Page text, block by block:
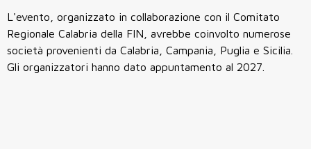
L'evento, organizzato in collaborazione con il Comitato
Regionale Calabria della FIN, avrebbe coinvolto numerose
società provenienti da Calabria, Campania, Puglia e Sicilia.
Gli organizzatori hanno dato appuntamento al 2027.